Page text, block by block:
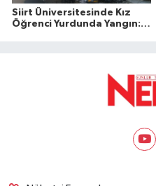
Siirt Üniversitesinde Kız
Öğrenci Yurdunda Yangın: 1